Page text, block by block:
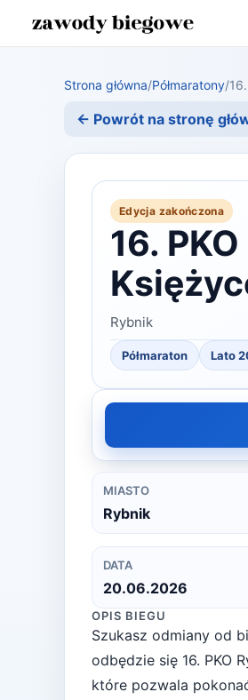
Strona główna/Półmaratony/
← Powrót na stronę
Edycja zakończona
16.
Rybnik
Półmaraton Lato
MIASTO
Rybnik
DATA
20.06.2026
OPIS BIEGU
Szukasz odmiany od
odbędzie się 16. PKO
które pozwala